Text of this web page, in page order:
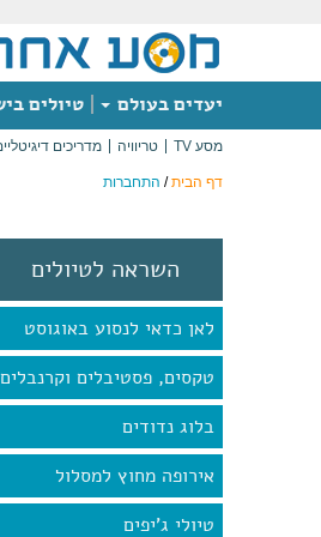
יעדים בעולם טיולים
מסע TV טריוויה מדריכים
דף הבית/ התחברות
השראה לטיולים
לאן כדאי לנסוע באוגוסט
טקסים, פסטיבלים וקרנבלים
בלוג נדודים
אירופה מחוץ למסלול
טיולי ג'יפים